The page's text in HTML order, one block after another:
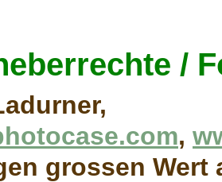
/
,
grossen